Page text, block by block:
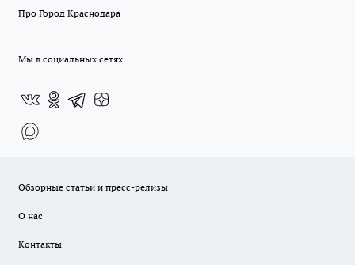
Про Город Краснодара
Мы в социальных сетях
Обзорные статьи и пресс-релизы
О нас
Контакты